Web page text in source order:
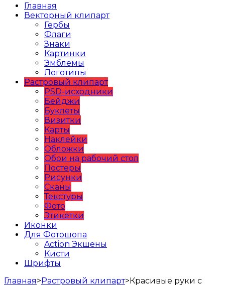
Главная
Векторный клипарт
Гербы
Флаги
Знаки
Картинки
Эмблемы
Логотипы
Растровый клипарт
PSD-исходники
Бейджи
Буклеты
Визитки
Карты
Наклейки
Обложки
Обои на рабочий стол
Постеры
Рисунки
Сканы
Текстуры
Фото
Этикетки
Иконки
Для Фотошопа
Action Экшены
Кисти
Шрифты
Главная>Растровый клипарт>Красивые руки с